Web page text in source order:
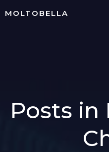
MOLTOBELLA
Posts in